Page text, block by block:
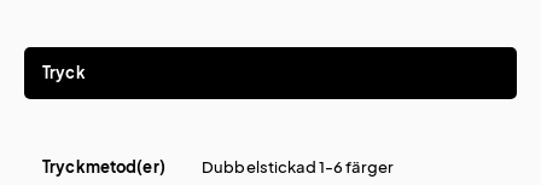
Tryck
Tryckmetod(er) Dubbelstickad 1-6 färger